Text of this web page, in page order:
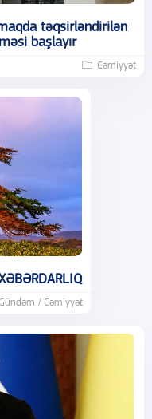
təqsirləndirilən
başlayır
Cəmiyyət
Gündəm / Cəmiyyət